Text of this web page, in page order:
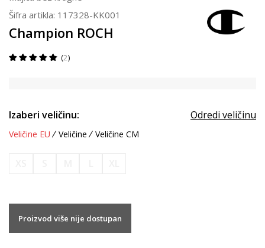
Šifra artikla: 117328-KK001
Champion ROCH
2
Izaberi veličinu: Odredi veličinu
Veličine EU Veličine Veličine CM
Proizvod više nije dostupan